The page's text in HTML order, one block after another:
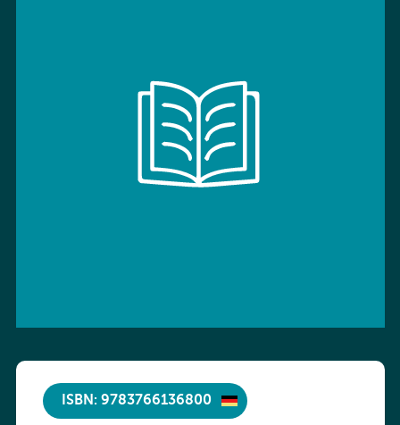
ISBN: 9783766136800